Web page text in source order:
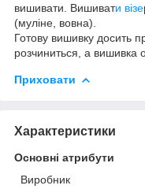
вишивати. Вишивати візе
(муліне, вовна).
Готову вишивку досить
розчиниться, а вишивка
Приховати
Характеристики
Основні атрибути
Виробник